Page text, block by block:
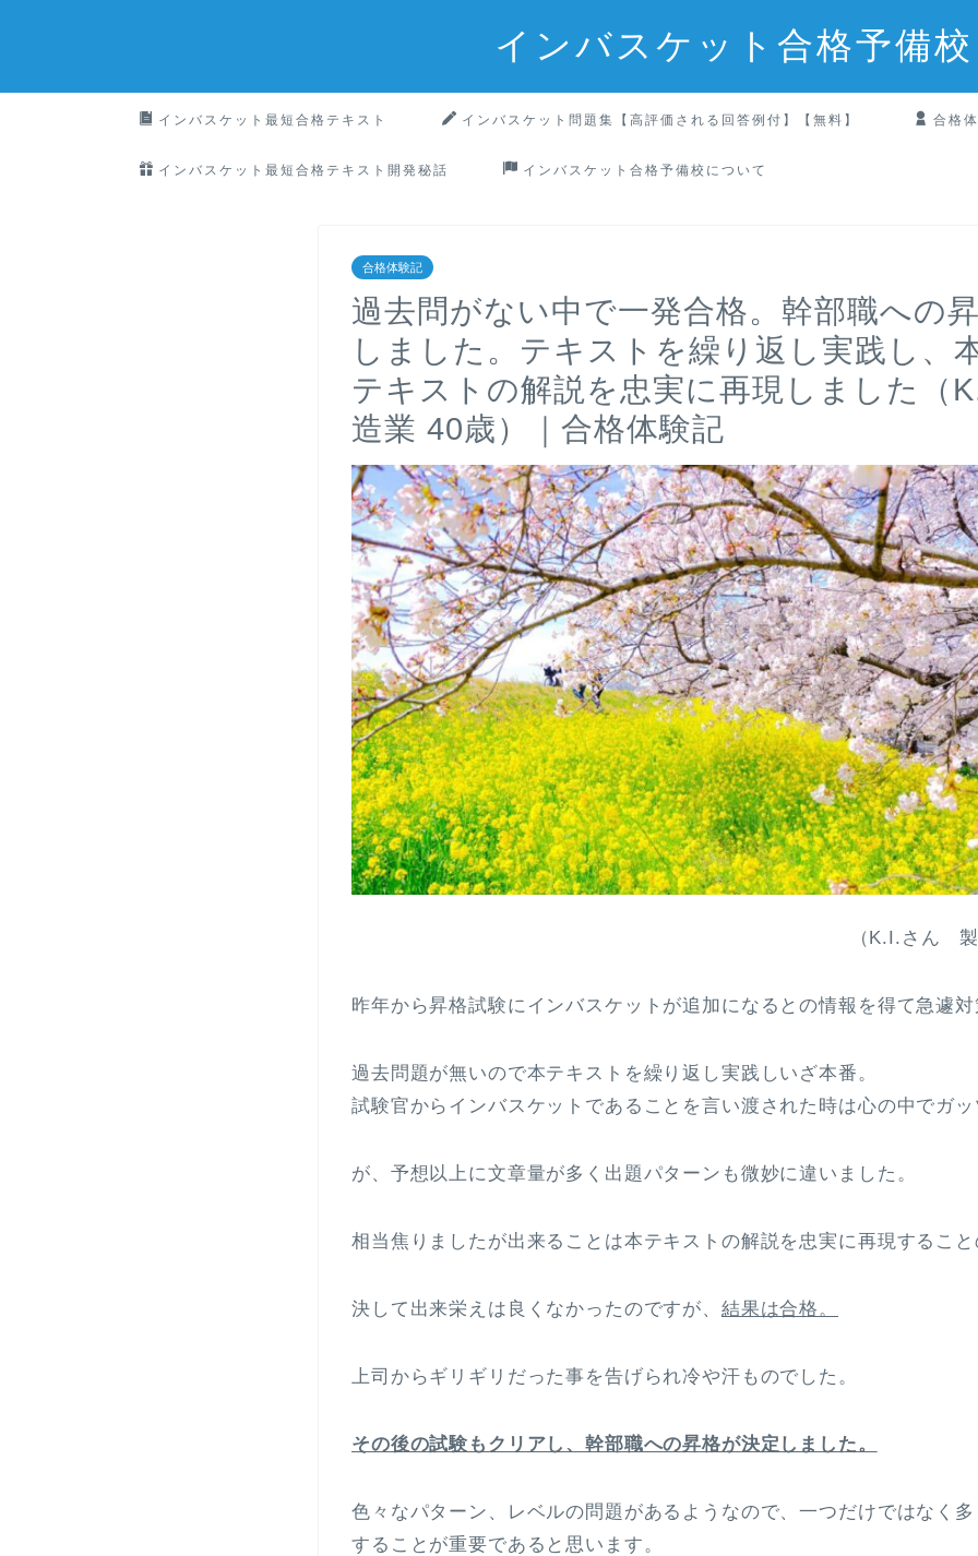
インバスケット合格予備校
インバスケット最短合格テキスト インバスケット問題集【高評価される回答例付】【無料】 合格
インバスケット最短合格テキスト開発秘話 インバスケット合格予備校について
合格体験記
過去問がない中で一発合格。幹部職への
しました。テキストを繰り返し実践し、
テキストの解説を忠実に再現しました（
造業 40歳）｜合格体験記
（K.I.さん
昨年から昇格試験にインバスケットが追加になるとの情報を得て急遽
過去問題が無いので本テキストを繰り返し実践しいざ本番。
試験官からインバスケットであることを言い渡された時は心の中でガ
が、予想以上に文章量が多く出題パターンも微妙に違いました。
相当焦りましたが出来ることは本テキストの解説を忠実に再現するこ
決して出来栄えは良くなかったのですが、 結果は合格。
上司からギリギリだった事を告げられ冷や汗ものでした。
その後の試験もクリアし、幹部職への昇格が決定しました。
色々なパターン、レベルの問題があるようなので、一つだけではなく
することが重要であると思います。